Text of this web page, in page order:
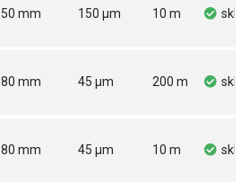
50 mm 150 µm 10 m
80 mm 45 µm 200 m
80 mm 45 µm 10 m